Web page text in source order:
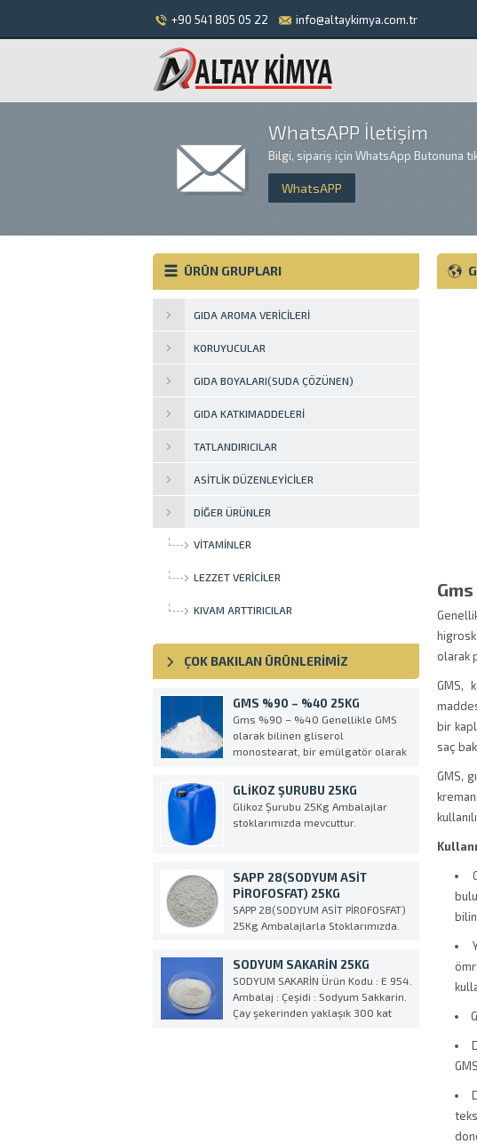
+90 541 805 05 22 info@altaykimya.com.tr
WhatsAPP İletişim
Bilgi, sipariş için WhatsApp Butonuna
WhatsAPP
olarak
GMS,
bir
saç
GMS,
ÜRÜN GRUPLARI
GIDA AROMA VERICILERI
KORUYUCULAR
GIDA BOYALARI(SUDA ÇÖZÜNEN)
GIDA KATKIMADDELERI
TATLANDIRICILAR
ASITLIK DÜZENLEYICILER
DIĞER ÜRÜNLER
VITAMINLER
LEZZET VERICILER
KIVAM ARTTIRICILAR
ÇOK BAKILAN ÜRÜNLERİMİZ
GMS %90 – %40 25KG
Gms %90 – %40 Genellikle GMS
olarak bilinen gliserol
monostearat, bir emülgatör olarak
GMS, higroskopik, beyaz, kokusuz
ve tatlı tatma pul pulsu bir tozdur.
Stearik asidin gliserol esteridir.
GLIKOZ ŞURUBU 25KG
Glikoz Şurubu 25Kg Ambalajlar
stoklarımızda mevcuttur.
SAPP 28(SODYUM ASİT
PİROFOSFAT) 25KG
SAPP 28(SODYUM ASİT PİROFOSFAT)
25Kg Ambalajlarla Stoklarımızda.
SODYUM SAKARİN 25KG
SODYUM SAKARİN Ürün Kodu : E 954.
Ambalaj : Çeşidi : Sodyum Sakkarin.
Çay şekerinden yaklaşık 300 kat